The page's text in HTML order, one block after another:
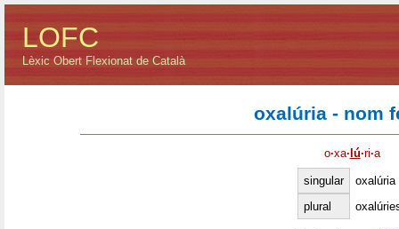
LOFC
Lèxic Obert Flexionat de Català
oxalúria - nom
o·xa· lú·ri·a
singular
oxalúria
plural